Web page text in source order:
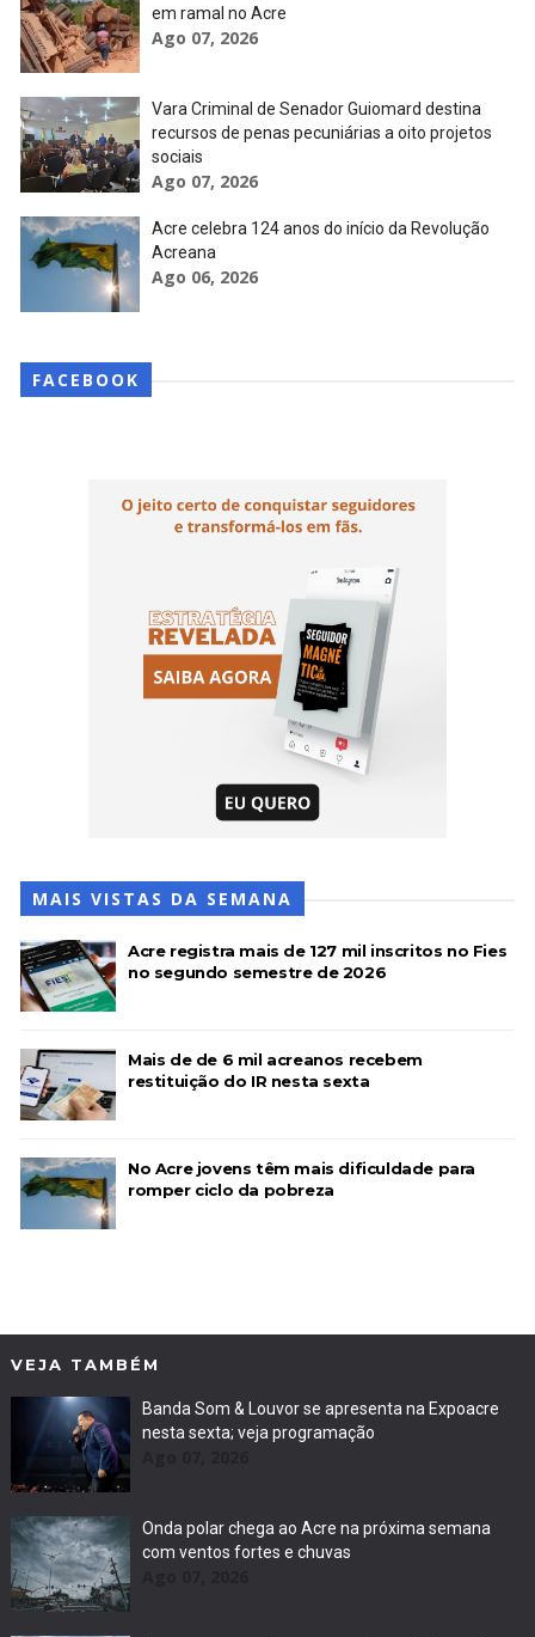
em ramal no Acre
Ago 07, 2026
Vara Criminal de Senador Guiomard destina
recursos de penas pecuniárias a oito projetos
sociais
Ago 07, 2026
Acre celebra 124 anos do início da Revolução
Acreana
Ago 06, 2026
FACEBOOK
MAIS VISTAS DA SEMANA
Acre registra mais de 127 mil inscritos no Fies
no segundo semestre de 2026
Mais de de 6 mil acreanos recebem
restituição do IR nesta sexta
No Acre jovens têm mais dificuldade para
romper ciclo da pobreza
VEJA TAMBÉM
Banda Som & Louvor se apresenta na Expoacre
nesta sexta; veja programação
Onda polar chega ao Acre na próxima semana
com ventos fortes e chuvas